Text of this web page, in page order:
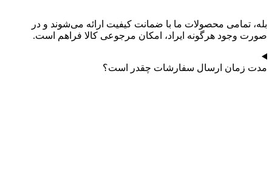
بله، تمامی محصولات ما با ضمانت کیفیت ارائه می‌شوند و در
صورت وجود هرگونه ایراد، امکان مرجوعی کالا فراهم است.
مدت زمان ارسال سفارشات چقدر است؟